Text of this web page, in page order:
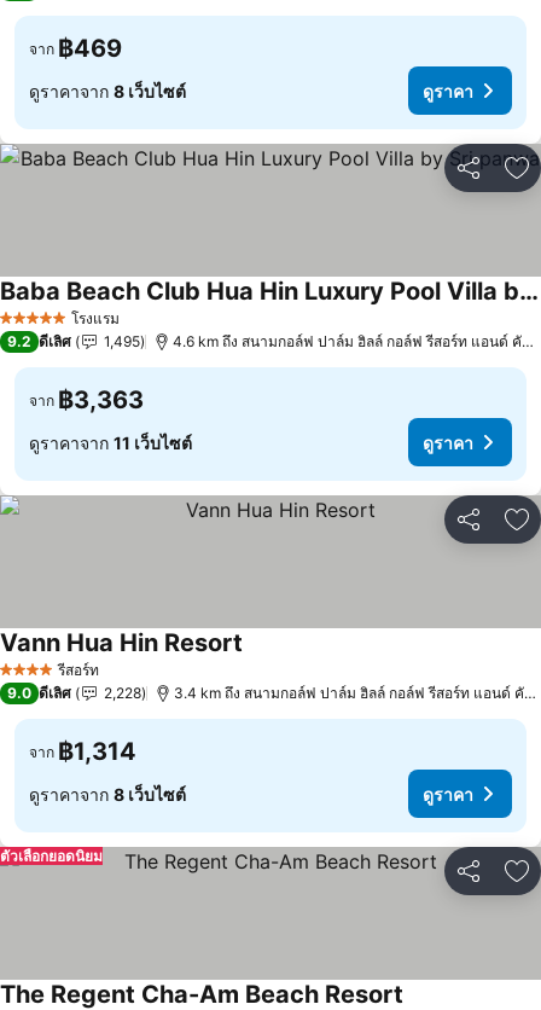
จาก ฿469
ดูราคาจาก 8 เว็บไซต์ ดูราคา
แชร์ เ
5 ดาว โรงแรม
Baba Beach Club Hua Hin Luxury Pool Villa by Sri panwa
ดูราคา
9.2 ดีเลิศ 1,495 4.6 km ถึง สนามกอล์ฟ ปาล์ม ฮิลล์ กอล์ฟ รีสอร์ท แอนด์ คัน
จาก ฿3,363
ดูราคาจาก 11 เว็บไซต์ ดูราคา
แชร์ เ
4 ดาว รีสอร์ท
Vann Hua Hin Resort
9.0 ดีเลิศ 2,228 3.4 km ถึง สนามกอล์ฟ ปาล์ม ฮิลล์ กอล์ฟ รีสอร์ท แอนด์ คัน
จาก ฿1,314
ดูราคาจาก 8 เว็บไซต์ ดูราคา
แชร์ เ
ตัวเลือกยอดนิยม
The Regent Cha-Am Beach Resort